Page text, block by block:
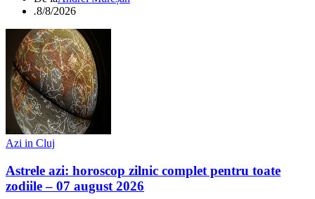
.8/8/2026
Azi in Cluj
Astrele azi: horoscop zilnic complet pentru toate
zodiile – 07 august 2026